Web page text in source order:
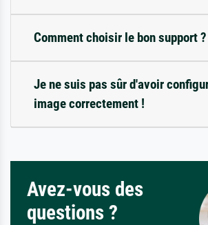
Comment choisir le bon support ?
Je ne suis pas sûr d'avoir
image correctement !
Avez-vous des
questions ?